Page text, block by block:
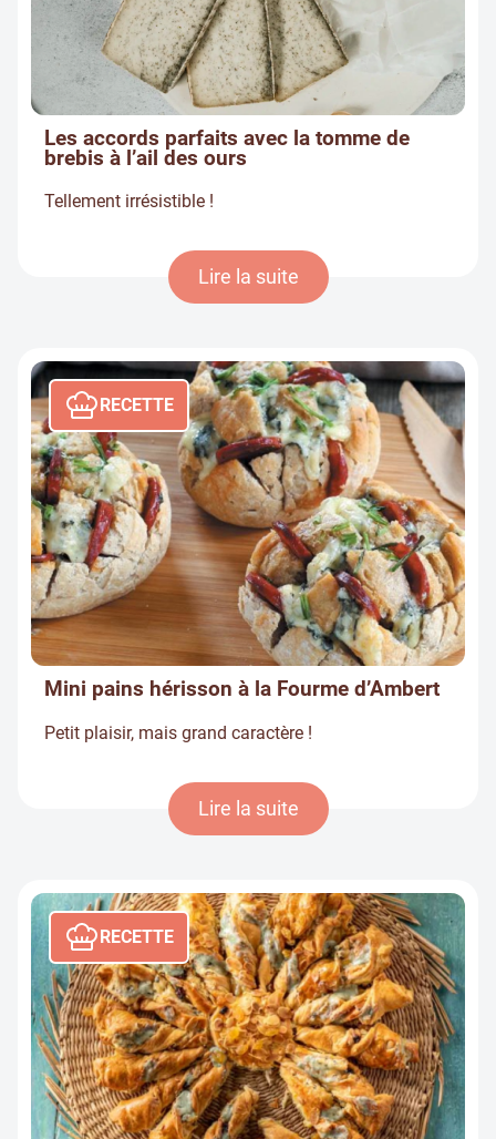
Les accords parfaits avec la tomme de
brebis à l’ail des ours
Tellement irrésistible !
Lire la suite
RECETTE
Mini pains hérisson à la Fourme d’Ambert
Petit plaisir, mais grand caractère !
Lire la suite
RECETTE